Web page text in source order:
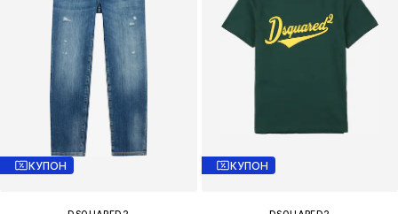
КУПОН КУПОН